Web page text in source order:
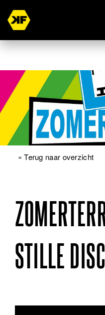
« Terug naar overzicht
STILLE